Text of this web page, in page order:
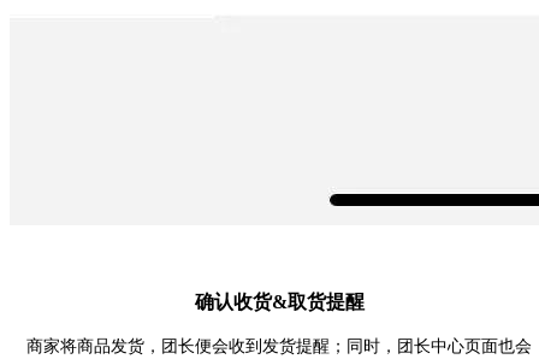
确认收货&取货提醒
商家将商品发货，团长便会收到发货提醒；同时，团长中心页面也会